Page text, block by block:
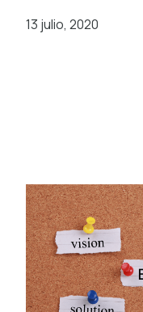
13 julio, 2020